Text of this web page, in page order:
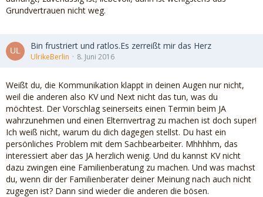
Grundvertrauen nicht weg.
Bin frustriert und ratlos.Es zerreißt mir das Herz
UlrikeBerlin 8. Juni 2016
Weißt du, die Kommunikation klappt in deinen Augen nur nicht,
weil die anderen also KV und Next nicht das tun, was du
möchtest. Der Vorschlag seinerseits einen Termin beim JA
wahrzunehmen und einen Elternvertrag zu machen ist doch super!
Ich weiß nicht, warum du dich dagegen stellst. Du hast ein
persönliches Problem mit dem Sachbearbeiter. Mhhhhm, das
interessiert aber das JA herzlich wenig. Und du kannst KV nicht
dazu zwingen eine Familienberatung zu machen. Und was machst
du, wenn dir der Familienberater deiner Meinung nach auch nicht
zugegen ist? Dann sind wieder die anderen die bösen.